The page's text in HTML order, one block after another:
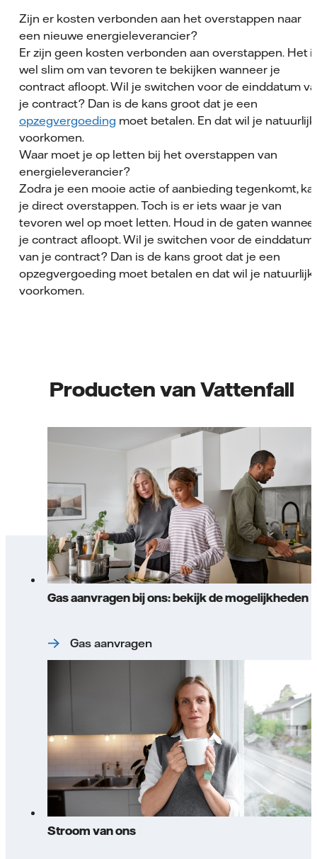
Zijn er kosten verbonden aan het overstappen naar
een nieuwe energieleverancier?
Er zijn geen kosten verbonden aan overstappen. Het
wel slim om van tevoren te bekijken wanneer je
contract afloopt. Wil je switchen voor de einddatum
je contract? Dan is de kans groot dat je een
opzegvergoeding moet betalen. En dat wil je natuurlijk
voorkomen.
Waar moet je op letten bij het overstappen van
energieleverancier?
Zodra je een mooie actie of aanbieding tegenkomt,
je direct overstappen. Toch is er iets waar je van
tevoren wel op moet letten. Houd in de gaten
je contract afloopt. Wil je switchen voor de einddatum
van je contract? Dan is de kans groot dat je een
opzegvergoeding moet betalen en dat wil je natuurlijk
voorkomen.
Producten van Vattenfall
Gas aanvragen bij ons: bekijk de mogelijkheden
Gas aanvragen
Stroom van ons